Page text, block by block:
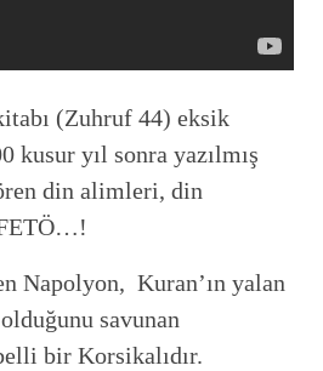
(Zuhruf 44) eksik
kusur yıl sonra yazılmış
din alimleri, din
Napolyon, Kuran’ın yalan
savunan
bir Korsikalıdır.